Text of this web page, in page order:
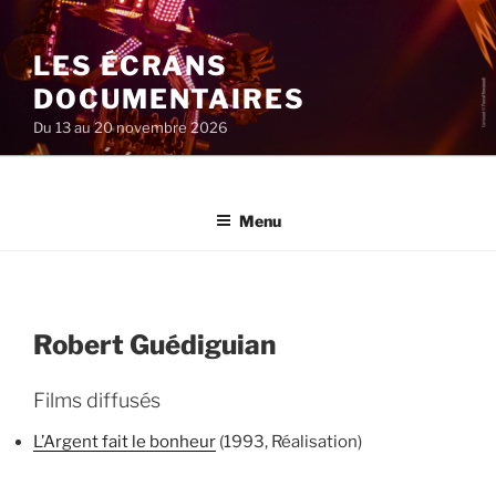
au
contenu
principal
LES ÉCRANS
DOCUMENTAIRES
Du 13 au 20 novembre 2026
Menu
Robert Guédiguian
Films diffusés
L’Argent fait le bonheur (1993, Réalisation)